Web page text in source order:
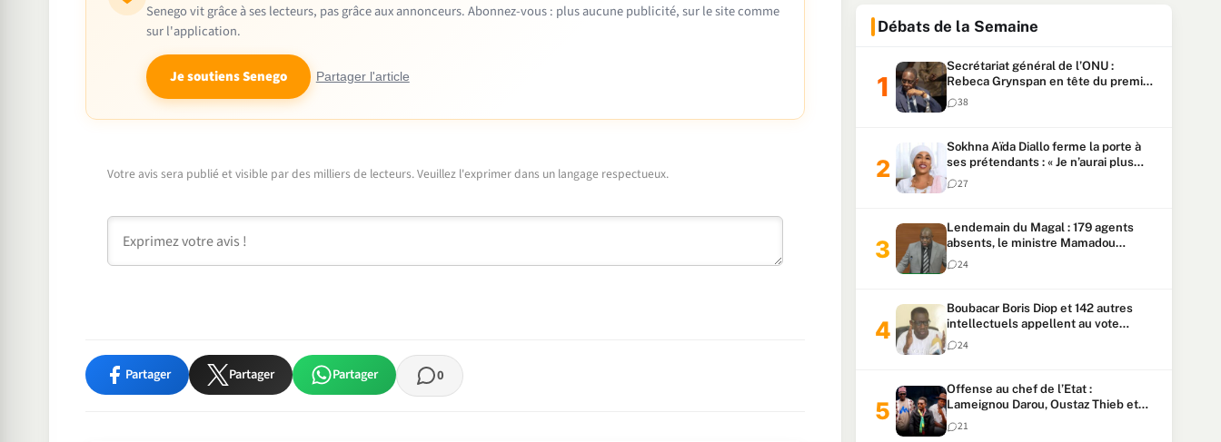
Senego vit grâce à ses lecteurs, pas grâce aux annonceurs. Abonnez-vous : plus aucune publicité, sur le site comme
sur l'application.
Je soutiens Senego Partager l'article
Votre avis sera publié et visible par des milliers de lecteurs. Veuillez l'exprimer dans un langage respectueux.
Partager Partager Partager 0
Débats de la Semaine
Secrétariat général de l’ONU :
Rebeca Grynspan en tête du premier
vote, Macky Sall pointe à la 5ᵉ place
38
Sokhna Aïda Diallo ferme la porte à
ses prétendants : « Je n’aurai plus
jamais un autre mari »
27
Lendemain du Magal : 179 agents
absents, le ministre Mamadou
Lamine Dianté exige des explications
24
Boubacar Boris Diop et 142 autres
intellectuels appellent au vote
urgent de la révision
constitutionnelle
24
Offense au chef de l’Etat :
Lameignou Darou, Oustaz Thieb et
Ndiaye Touba lourdement
condamnés
21